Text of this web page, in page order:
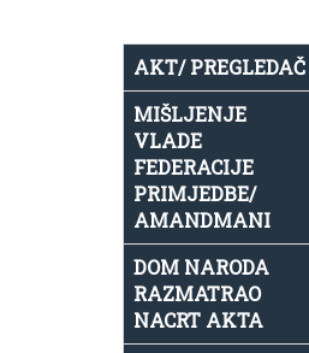
AKT/ PREGLEDAČ
MIŠLJENJE
VLADE
FEDERACIJE
PRIMJEDBE/
AMANDMANI
DOM NARODA
RAZMATRAO
NACRT AKTA